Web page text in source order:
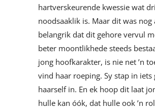
hartverskeurende kwessie wat
noodsaaklik is. Maar dit was
belangrik dat dit gehore vervul
beter moontlikhede steeds
jong hoofkarakter, is nie net ’n
vind haar roeping. Sy stap in iets
haarself in. En ek hoop dit laat
hulle kan óók, dat hulle ook ’n